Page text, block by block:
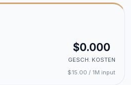
$0.000
GESCH. KOSTEN
$15.00 / 1M input